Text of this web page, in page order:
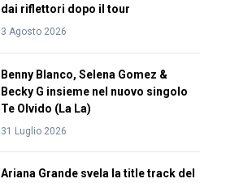
dai riflettori dopo il tour
3 Agosto 2026
Benny Blanco, Selena Gomez &
Becky G insieme nel nuovo singolo
Te Olvido (La La)
31 Luglio 2026
Ariana Grande svela la title track del